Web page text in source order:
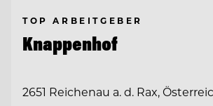
TOP ARBEITGEBER
Knappenhof
2651 Reichenau a. d. Rax,